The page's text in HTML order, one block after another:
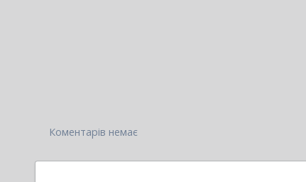
Коментарів немає